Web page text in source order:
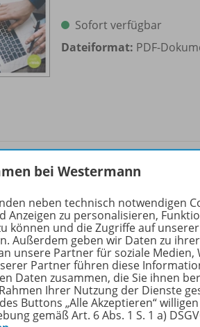
Sofort verfügbar
Dateiformat: PDF-
Ausgabe 03/2024
Sofort verfügbar
Dateiformat:PDF-
bei Westermann
neben technisch notwendigen
Anzeigen zu personalisieren,
können und die Zugriffe auf
Außerdem geben wir Daten zu
unsere Partner für soziale Medien,
Partner führen diese
Daten zusammen, die Sie ihnen
Ihrer Nutzung der Dienste
Buttons „Alle Akzeptieren“
gemäß Art. 6 Abs. 1 S. 1 a)